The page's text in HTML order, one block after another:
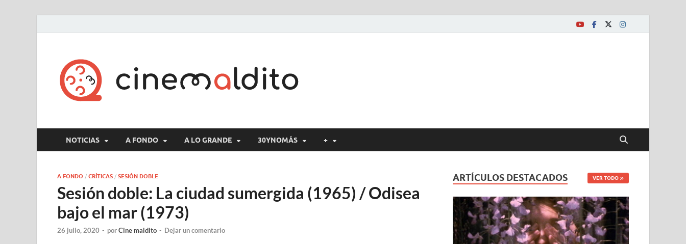
NOTICIAS A FONDO A LO GRANDE 30YNOMÁS +
A FONDO / CRÍTICAS / SESIÓN DOBLE
Sesión doble: La ciudad sumergida (1965) / Odisea
bajo el mar (1973)
26 julio, 2020 - porCine maldito - Dejar un comentario
ARTÍCULOS DESTACADOS VER TODO